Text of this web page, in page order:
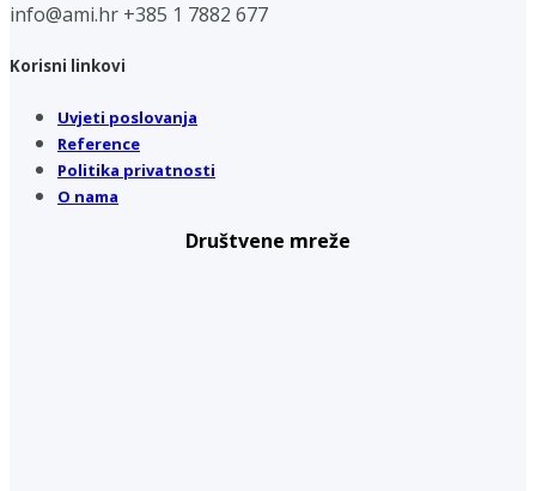
info@ami.hr +385 1 7882 677
Korisni linkovi
Uvjeti poslovanja
Reference
Politika privatnosti
O nama
Društvene mreže